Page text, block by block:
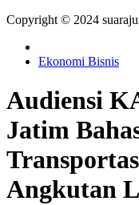
Copyright © 2024
Ekonomi Bisnis
Audiensi
Jatim
Angkutan